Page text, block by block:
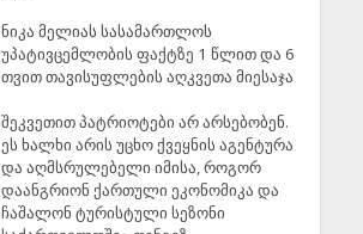
ნიკა მელიას სასამართლოს
უპატივცემლობის ფაქტზე 1 წლით და 6
თვით თავისუფლების აღკვეთა მიესაჯა
შეკვეთით პატრიოტები არ არსებობენ.
ეს ხალხი არის უცხო ქვეყნის აგენტურა
და აღმსრულებელი იმისა, როგორ
დაანგრიონ ქართული ეკონომიკა და
ჩაშალონ ტურისტული სეზონი